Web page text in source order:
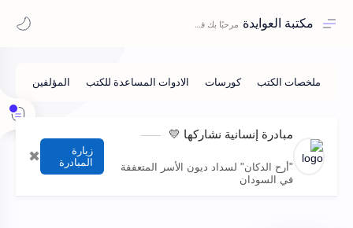
مكتبة العوايدة
مبادرة إنسانية نشاركها 💛
"أرح الدكان" لسداد ديون الأسر المتعففة
في السودان
زيارة
المبادرة
✖